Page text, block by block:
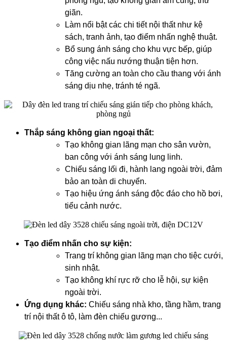
giãn.
Làm nổi bật các chi tiết nội thất như kệ
sách, tranh ảnh, tạo điểm nhấn nghệ thuật.
Bổ sung ánh sáng cho khu vực bếp, giúp
công việc nấu nướng thuận tiện hơn.
Tăng cường an toàn cho cầu thang với ánh
sáng dịu nhẹ, tránh té ngã.
Thắp sáng không gian ngoại thất:
Tạo không gian lãng mạn cho sân vườn,
ban công với ánh sáng lung linh.
Chiếu sáng lối đi, hành lang ngoài trời, đảm
bảo an toàn di chuyển.
Tạo hiệu ứng ánh sáng độc đáo cho hồ bơi,
tiểu cảnh nước.
Tạo điểm nhấn cho sự kiện:
Trang trí không gian lãng mạn cho tiệc cưới,
sinh nhật.
Tạo không khí rực rỡ cho lễ hội, sự kiện
ngoài trời.
Ứng dụng khác: Chiếu sáng nhà kho, tầng hầm, trang
trí nội thất ô tô, làm đèn chiếu gương...